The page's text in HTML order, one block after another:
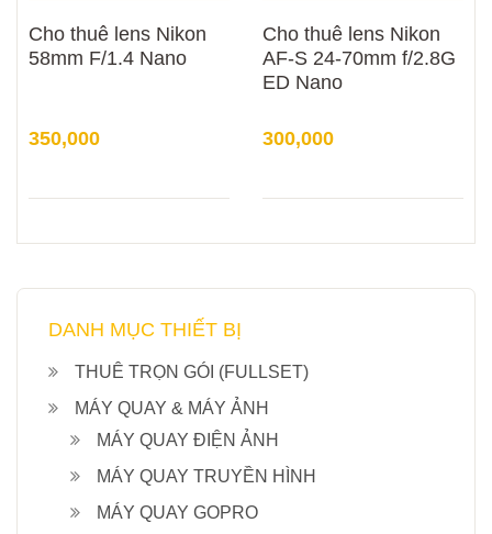
Cho thuê lens Nikon
58mm F/1.4 Nano
350,000
Cho thuê lens Nikon
AF-S 24-70mm f/2.8G
ED Nano
300,000
DANH MỤC THIẾT BỊ
THUÊ TRỌN GÓI (FULLSET)
MÁY QUAY & MÁY ẢNH
MÁY QUAY ĐIỆN ẢNH
MÁY QUAY TRUYỀN HÌNH
MÁY QUAY GOPRO